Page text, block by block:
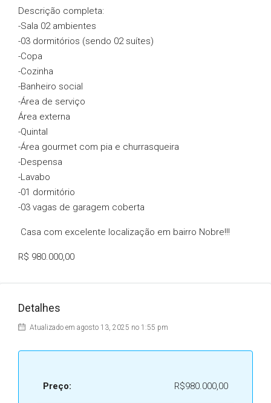
Descrição completa:
-Sala 02 ambientes
-03 dormitórios (sendo 02 suítes)
-Copa
-Cozinha
-Banheiro social
-Área de serviço
Área externa
-Quintal
-Área gourmet com pia e churrasqueira
-Despensa
-Lavabo
-01 dormitório
-03 vagas de garagem coberta
Casa com excelente localização em bairro Nobre!!!
R$ 980.000,00
Detalhes
Atualizado em agosto 13, 2025 no 1:55 pm
Preço: R$980.000,00